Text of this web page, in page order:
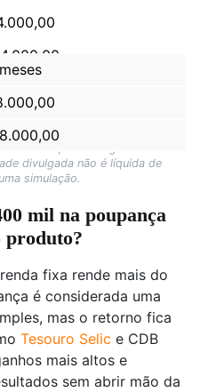
divulgada não é líquida de
simulação.
mil na poupança
produto?
fixa rende mais do
é considerada uma
mas o retorno fica
Tesouro Selic e CDB
mais altos e
sem abrir mão da